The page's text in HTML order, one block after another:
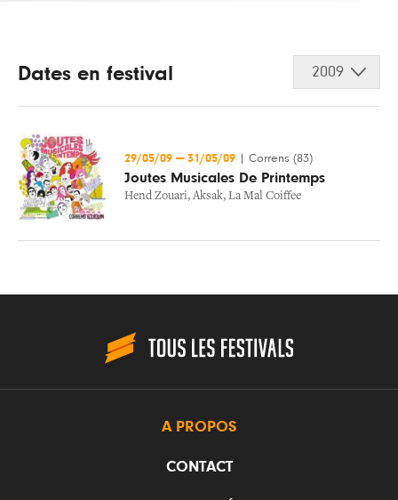
Dates en festival 2009
29/05/09 — 31/05/09 Correns (83)
Joutes Musicales De Printemps
Hend Zouari, Aksak, La Mal Coiffee
A PROPOS
CONTACT